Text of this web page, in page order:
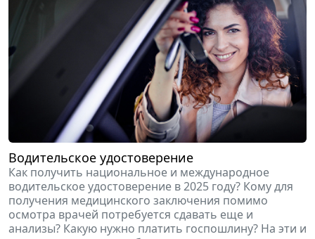
Водительское удостоверение
Как получить национальное и международное
водительское удостоверение в 2025 году? Кому для
получения медицинского заключения помимо
осмотра врачей потребуется сдавать еще и
анализы? Какую нужно платить госпошлину? На эти и